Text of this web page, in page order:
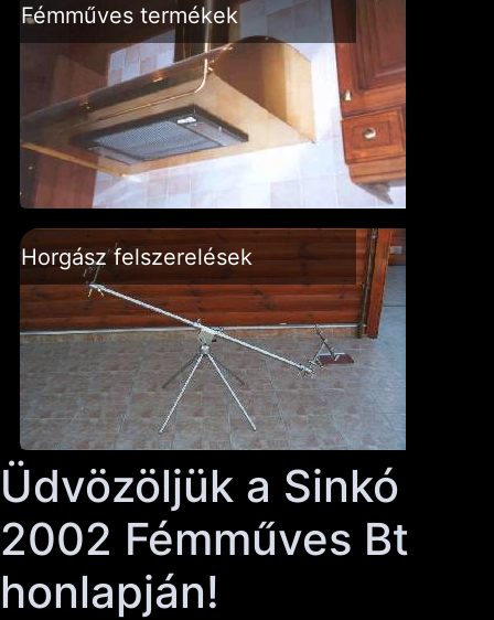
Fémműves termékek
Horgász felszerelések
Üdvözöljük a Sinkó
2002 Fémműves Bt
honlapján!